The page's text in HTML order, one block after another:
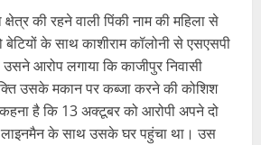
क्षेत्र की रहने वाली पिंकी नाम की महिला से
के साथ काशीराम कॉलोनी से एसएसपी
आरोप लगाया कि काजीपुर निवासी
उसके मकान पर कब्जा करने की कोशिश
है कि 13 अक्टूबर को आरोपी अपने दो
लाइनमैन के साथ उसके घर पहुंचा था। उस